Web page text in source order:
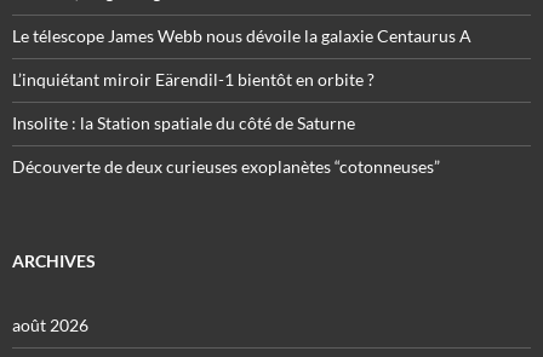
Le télescope James Webb nous dévoile la galaxie Centaurus A
L’inquiétant miroir Eärendil-1 bientôt en orbite ?
Insolite : la Station spatiale du côté de Saturne
Découverte de deux curieuses exoplanètes “cotonneuses”
ARCHIVES
août 2026